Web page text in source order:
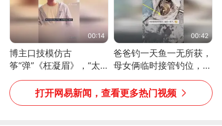
00:14
博主口技模仿古
筝“弹”《枉凝眉》，“太
像了～你是吃古筝长大的
吗？”“或将成为首位考级
不带古筝的选手。”（来
00:42
爸爸钓一天鱼一无所获，
母女俩临时接管钓位，用
玩具鱼竿钓上大鱼
打开网易新闻，查看更多热门视频